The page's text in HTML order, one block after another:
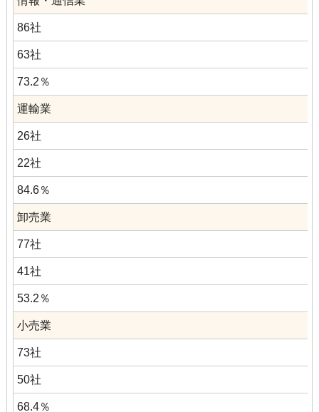
86社
63社
73.2％
運輸業
26社
22社
84.6％
卸売業
77社
41社
53.2％
小売業
73社
50社
68.4％